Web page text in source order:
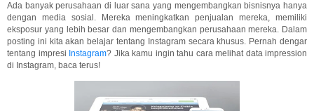
Ada banyak perusahaan di luar sana yang mengembangkan bisnisnya hanya
dengan media sosial. Mereka meningkatkan penjualan mereka, memiliki
eksposur yang lebih besar dan mengembangkan perusahaan mereka. Dalam
posting ini kita akan belajar tentang Instagram secara khusus. Pernah dengar
tentang impresi Instagram? Jika kamu ingin tahu cara melihat data impression
di Instagram, baca terus!